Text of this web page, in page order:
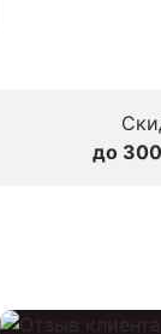
до